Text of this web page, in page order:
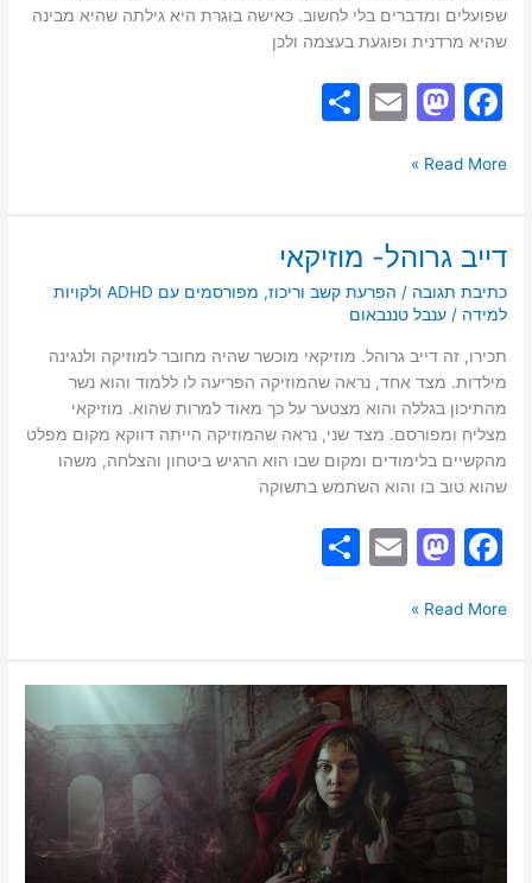
שפועלים ומדברים בלי לחשוב. כאישה בוגרת היא גילתה שהיא מבינה
שהיא מרדנית ופוגעת בעצמה ולכן
F
c
e
b
o
o
k
M
st
o
d
o
n
E
l
e
Read More »
דייב גרוהל- מוזיקאי
כתיבת תגובה / הפרעת קשב וריכוז,
מפורסמים עם ADHD ולקויות
למידה /ענבל טננבאום
תכירו, זה דייב גרוהל. מוזיקאי מוכשר שהיה מחובר למוזיקה ולנגינה
מילדות. מצד אחד, נראה שהמוזיקה הפריעה לו ללמוד והוא נשר
מהתיכון בגללה והוא מצטער על כך מאוד למרות שהוא. מוזיקאי
מצליח ומפורסם. מצד שני, נראה שהמוזיקה הייתה דווקא מקום מפלט
מהקשיים בלימודים ומקום שבו הוא הרגיש ביטחון והצלחה, משהו
שהוא טוב בו והוא השתמש בתשוקה
F
c
e
b
o
o
k
M
st
o
d
o
n
E
l
e
דייב
מוזיקאי
Read More »
טובים"
ותפקיד
ההורים
בחינוך